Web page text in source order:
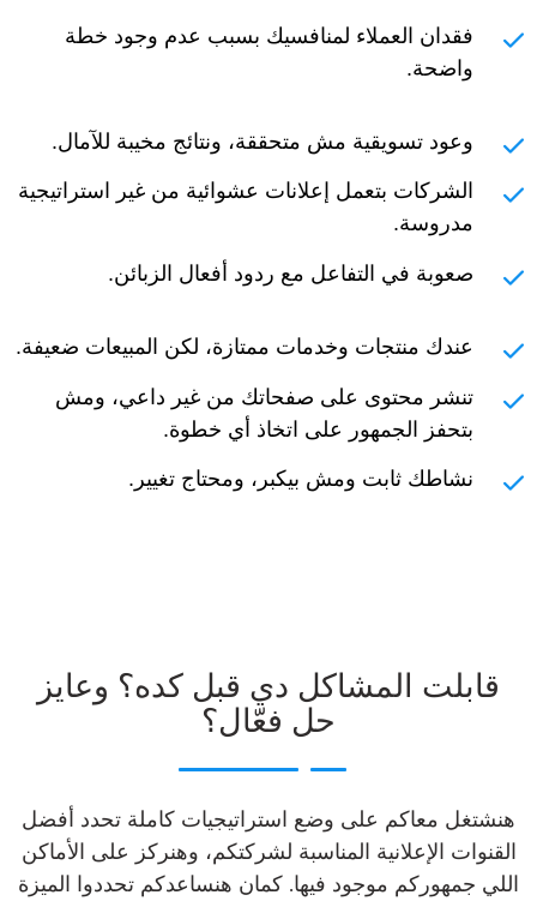
فقدان العملاء لمنافسيك بسبب عدم وجود خطة
واضحة.
وعود تسويقية مش متحققة، ونتائج مخيبة للآمال.
الشركات بتعمل إعلانات عشوائية من غير استراتيجية
مدروسة.
صعوبة في التفاعل مع ردود أفعال الزبائن.
عندك منتجات وخدمات ممتازة، لكن المبيعات ضعيفة.
تنشر محتوى على صفحاتك من غير داعي، ومش
بتحفز الجمهور على اتخاذ أي خطوة.
نشاطك ثابت ومش بيكبر، ومحتاج تغيير.
قابلت المشاكل دي قبل كده؟ وعايز
حل فعّال؟
هنشتغل معاكم على وضع استراتيجيات كاملة تحدد أفضل
القنوات الإعلانية المناسبة لشركتكم، وهنركز على الأماكن
اللي جمهوركم موجود فيها. كمان هنساعدكم تحددوا الميزة